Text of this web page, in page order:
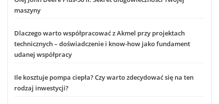
maszyny
Dlaczego warto współpracować z Akmel przy projektach
technicznych – doświadczenie i know-how jako fundament
udanej współpracy
Ile kosztuje pompa ciepła? Czy warto zdecydować się na ten
rodzaj inwestycji?